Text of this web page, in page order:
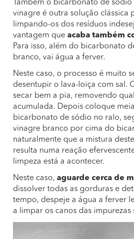
Também o bicarbonato de
vinagre é outra solução clássica
limpando-os dos resíduos
vantagem que acaba também
Para isso, além do bicarbonato
branco, vai água a ferver.
Neste caso, o processo é muito
desentupir o lava-loiça com sal.
secar bem a pia, removendo
acumulada. Depois coloque
bicarbonato de sódio no ralo,
vinagre branco por cima do
naturalmente que a mistura
resulta numa reação
limpeza está a acontecer.
Neste caso, aguarde cerca de
dissolver todas as gorduras e
tempo, despeje a água a ferver
a limpar os canos das impurezas